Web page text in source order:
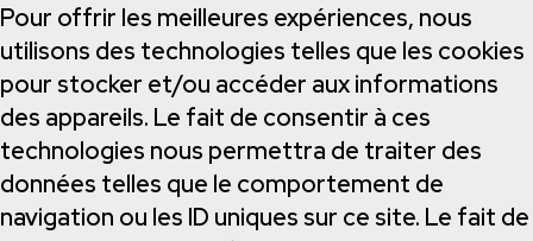
Pour offrir les meilleures expériences, nous
utilisons des technologies telles que les cookies
pour stocker et/ou accéder aux informations
des appareils. Le fait de consentir à ces
technologies nous permettra de traiter des
données telles que le comportement de
navigation ou les ID uniques sur ce site. Le fait de